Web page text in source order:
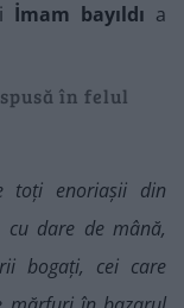
İmam bayıldı a
în felul
toți enoriașii din
dare de mână,
bogați, cei care